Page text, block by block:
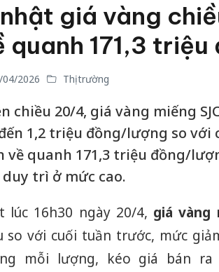
giá vàng
quanh 171,3
04/2026 Thị trường
chiều 20/4, giá vàng miếng
đến 1,2 triệu đồng/lượng so
về quanh 171,3 triệu đồng/
trì ở mức cao.
lúc 16h30 ngày 20/4, giá vàng
so với cuối tuần trước, mức
mỗi lượng, kéo giá bán ra